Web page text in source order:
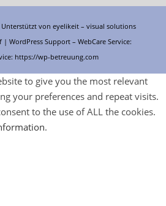
Unterstützt voneyelikeit – visual solutions
|WordPress Support – WebCare Service:
https://wp-betreuung.com
to give you the most relevant
your preferences and repeat visits.
to the use of ALL the cookies.
.